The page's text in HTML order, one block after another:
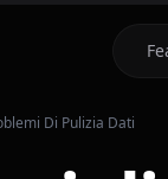
Di Pulizia Dati